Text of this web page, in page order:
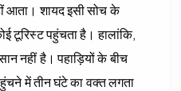
आता। शायद इसी सोच के
टूरिस्ट पहुंचता है। हालांकि,
नहीं है। पहाड़ियों के बीच
में तीन घंटे का वक्त लगता